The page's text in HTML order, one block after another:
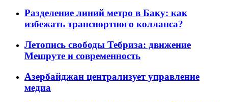
Разделение линий метро в Баку: как
избежать транспортного коллапса?
Летопись свободы Тебриза: движение
Мешруте и современность
Азербайджан централизует управление
медиа